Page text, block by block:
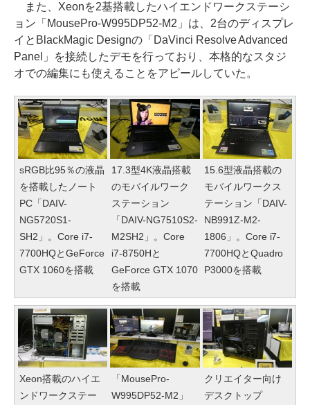
また、Xeonを2基搭載したハイエンドワークステーシ
ョン「MousePro-W995DP52-M2」は、2台のディスプレ
イとBlackMagic Designの「DaVinci Resolve Advanced
Panel」を接続したデモを行っており、本格的なスタジ
オでの編集にも使えることをアピールしていた。
sRGB比95％の液晶
を搭載したノート
PC「DAIV-
NG5720S1-
SH2」。Core i7-
7700HQとGeForce
GTX 1060を搭載
17.3型4K液晶搭載
のモバイルワーク
ステーション
「DAIV-NG7510S2-
M2SH2」。Core
i7-8750Hと
GeForce GTX 1070
を搭載
15.6型液晶搭載の
モバイルワークス
テーション「DAIV-
NB991Z-M2-
1806」。Core i7-
7700HQとQuadro
P3000を搭載
Xeon搭載のハイエ
ンドワークステー
「MousePro-
W995DP52-M2」
クリエイター向け
デスクトップ